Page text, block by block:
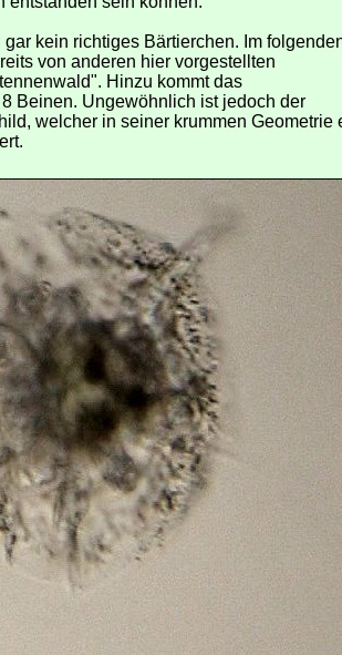
kein richtiges Bärtierchen. Im
von anderen hier vorgestellten
Hinzu kommt das
Beinen. Ungewöhnlich ist jedoch der
welcher in seiner krummen Geometrie